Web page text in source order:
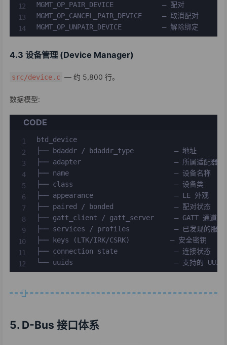
MGMT_OP_PAIR_DEVICE            — 配对
MGMT_OP_CANCEL_PAIR_DEVICE     — 取消配对
MGMT_OP_UNPAIR_DEVICE          — 解除绑定
4.3 设备管理 (Device Manager)
src/device.c — 约 5,800 行。
数据模型:
CODE
btd_device
├── bdaddr / bdaddr_type          — 地址
├── adapter                       — 所属适配器
├── name                          — 设备名称
├── class                         — 设备类
├── appearance                    — LE 外观
├── paired / bonded               — 配对状态
├── gatt_client / gatt_server     — GATT 通道
├── services / profiles           — 已发现的服务
├── keys (LTK/IRK/CSRK)          — 安全密钥
├── connection state              — 连接状态
└── uuids                         — 支持的 UUID
5. D-Bus 接口体系